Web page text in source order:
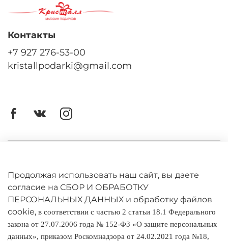
Оферта
Политика конфиденциальности
Оплата и доставка
Условия обмена и возврата
Контакты
+7 927 276-53-00
kristallpodarki@gmail.com
Продолжая использовать наш сайт, вы даете
согласие на СБОР И ОБРАБОТКУ
ПЕРСОНАЛЬНЫХ ДАННЫХ и обработку файлов
cookie, в соответствии с частью 2 статьи 18.1 Федерального
закона от 27.07.2006 года № 152-ФЗ «О защите персональных
данных», приказом Роскомнадзора от 24.02.2021 года №18,